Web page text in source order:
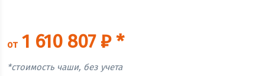
от1 610 807 ₽ *
*стоимость чаши, без учета